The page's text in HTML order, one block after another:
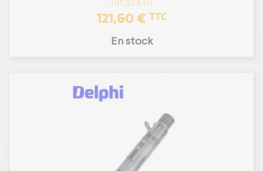
101,33 € HT
121,60 € TTC
En stock